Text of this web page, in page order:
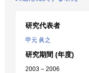
研究代表者
甲元 眞之
研究期間 (年度)
2003 – 2006